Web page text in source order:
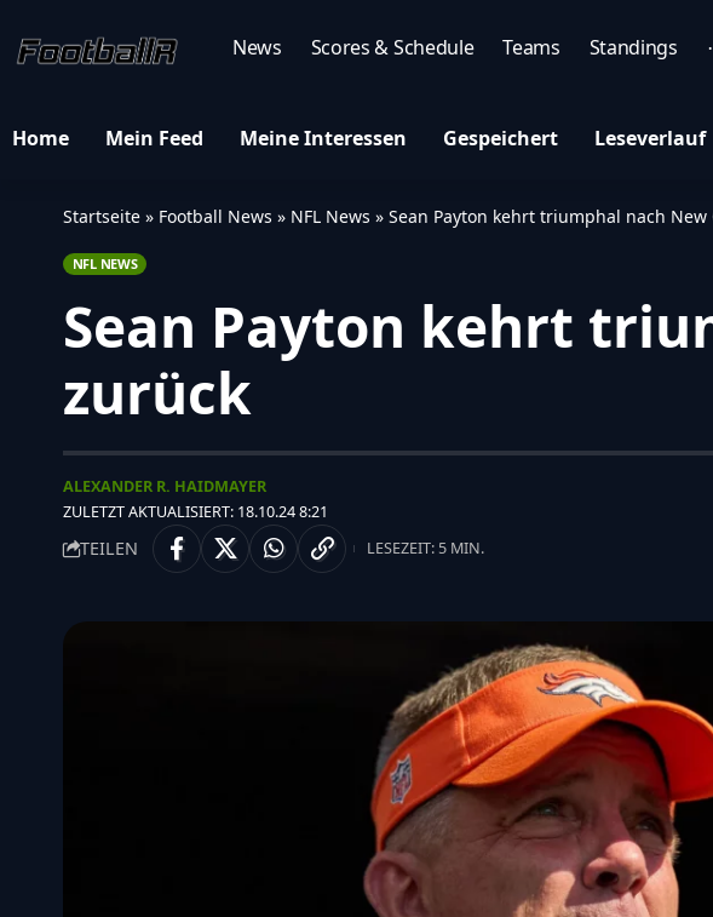
News Scores & Schedule Teams Standings
Home Mein Feed Meine Interessen Gespeichert Leseverlauf
Startseite » Football News » NFL News » Sean Payton kehrt triumphal nach
NFL NEWS
Sean Payton kehrt
zurück
ZULETZT AKTUALISIERT: 18.10.24 8:21
ALEXANDER R. HAIDMAYER
TEILEN LESEZEIT: 5 MIN.